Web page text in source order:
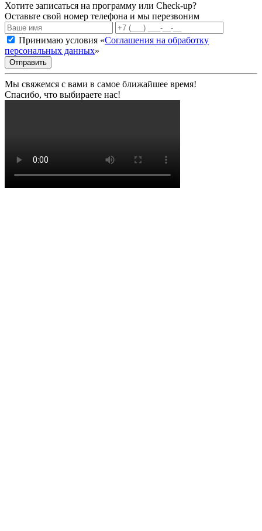
Хотите записаться на программу или Check-up?
Оставьте свой номер телефона и мы перезвоним
Принимаю условия «Соглашения на обработку
персональных данных»
Отправить
Мы свяжемся с вами в самое ближайшее время!
Спасибо, что выбираете нас!